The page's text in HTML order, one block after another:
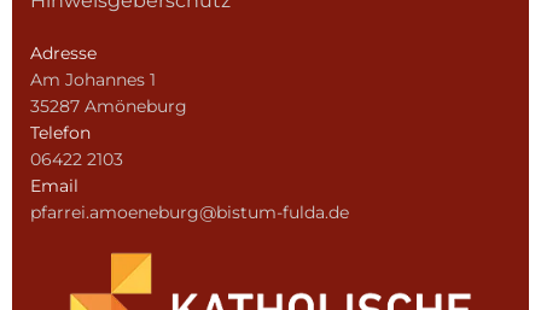
Adresse
Am Johannes 1
35287 Amöneburg
Telefon
06422 2103
Email
pfarrei.amoeneburg@bistum-fulda.de